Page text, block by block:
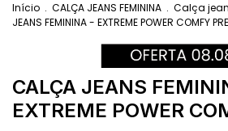
Início . CALÇA JEANS FEMININA . Calça
JEANS FEMININA - EXTREME POWER COMFY
CALÇA JEANS
EXTREME POWER